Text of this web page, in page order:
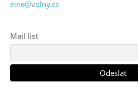
eine@volny.cz
Mail list